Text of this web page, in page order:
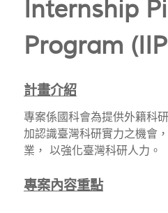
Internship
Program
計畫介紹
專案係國科會為提供外籍科
加認識臺灣科研實力之機會
業， 以強化臺灣科研人力。
專案內容重點